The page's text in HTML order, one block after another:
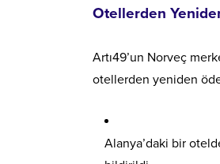
Otellerden
Artı49’un Norveç
otellerden yeniden
Alanya’daki bir